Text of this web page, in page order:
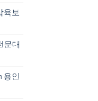
육보
문대
용인